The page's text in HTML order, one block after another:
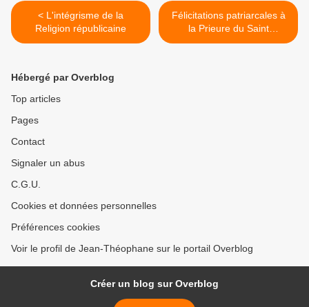
< L'intégrisme de la
Religion républicaine
Félicitations patriarcales à
la Prieure du Saint
Monastère de la Dormition
Hébergé par Overblog
Top articles
Pages
Contact
Signaler un abus
C.G.U.
Cookies et données personnelles
Préférences cookies
Voir le profil de Jean-Théophane sur le portail Overblog
Créer un blog sur Overblog